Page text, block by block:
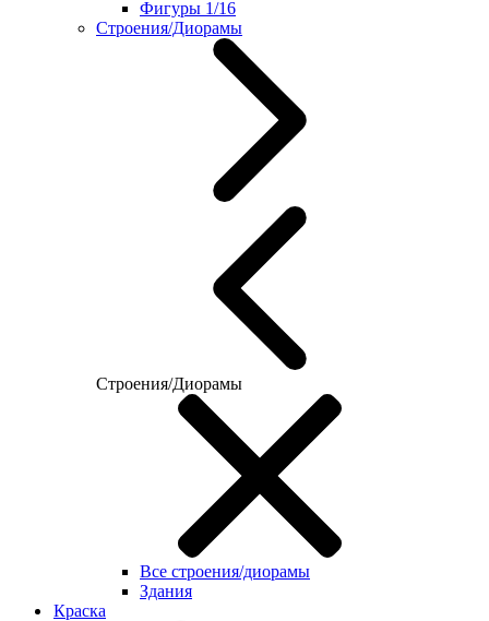
Фигуры 1/16
Строения/Диорамы
Строения/Диорамы
Все строения/диорамы
Здания
Краска